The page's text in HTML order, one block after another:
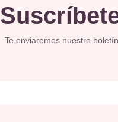
Te enviaremos nuestro